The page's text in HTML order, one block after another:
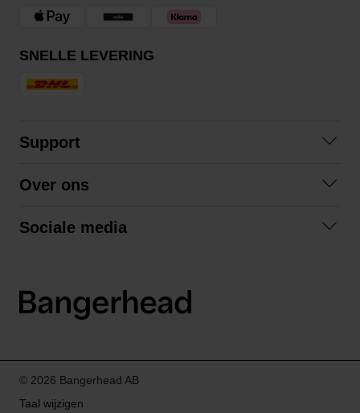
SNELLE LEVERING
Support
Algemene voorwaarden
Over ons
Sociale media
LinkedIn
© 2026 Bangerhead AB
Taal wijzigen